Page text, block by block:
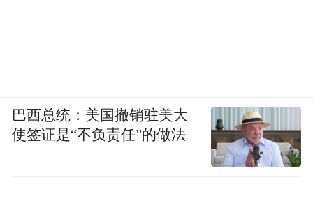
巴西总统：美国撤销驻美大
使签证是“不负责任”的做法